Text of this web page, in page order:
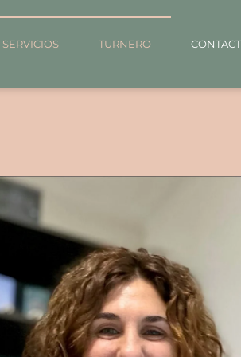
SERVICIOS TURNERO